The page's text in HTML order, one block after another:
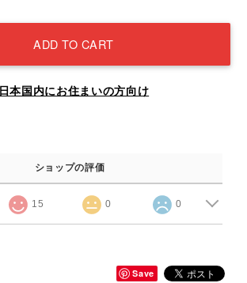
ADD TO CART
日本国内にお住まいの方向け
ショップの評価
15 0 0
Save